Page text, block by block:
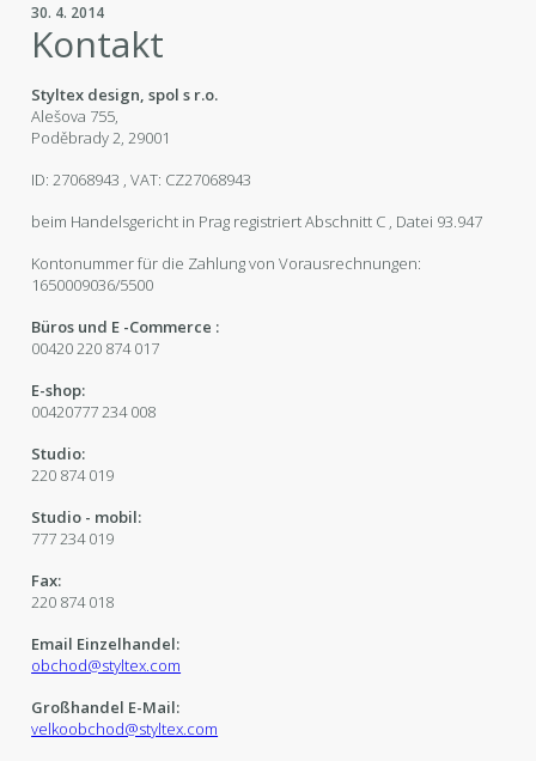
30. 4. 2014
Kontakt
Styltex design, spol s r.o.
Alešova 755,
Poděbrady 2, 29001
ID: 27068943 , VAT: CZ27068943
beim Handelsgericht in Prag registriert Abschnitt C , Datei 93.947
Kontonummer für die Zahlung von Vorausrechnungen:
1650009036/5500
Büros und E -Commerce :
00420 220 874 017
E-shop:
00420777 234 008
Studio:
220 874 019
Studio - mobil:
777 234 019
Fax:
220 874 018
Email Einzelhandel:
obchod@styltex.com
Großhandel E-Mail:
velkoobchod@styltex.com